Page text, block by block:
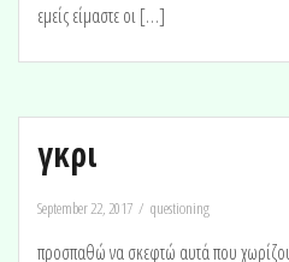
εμείς είμαστε οι […]
γκρι
September 22, 2017 questioning
προσπαθώ να σκεφτώ αυτά που